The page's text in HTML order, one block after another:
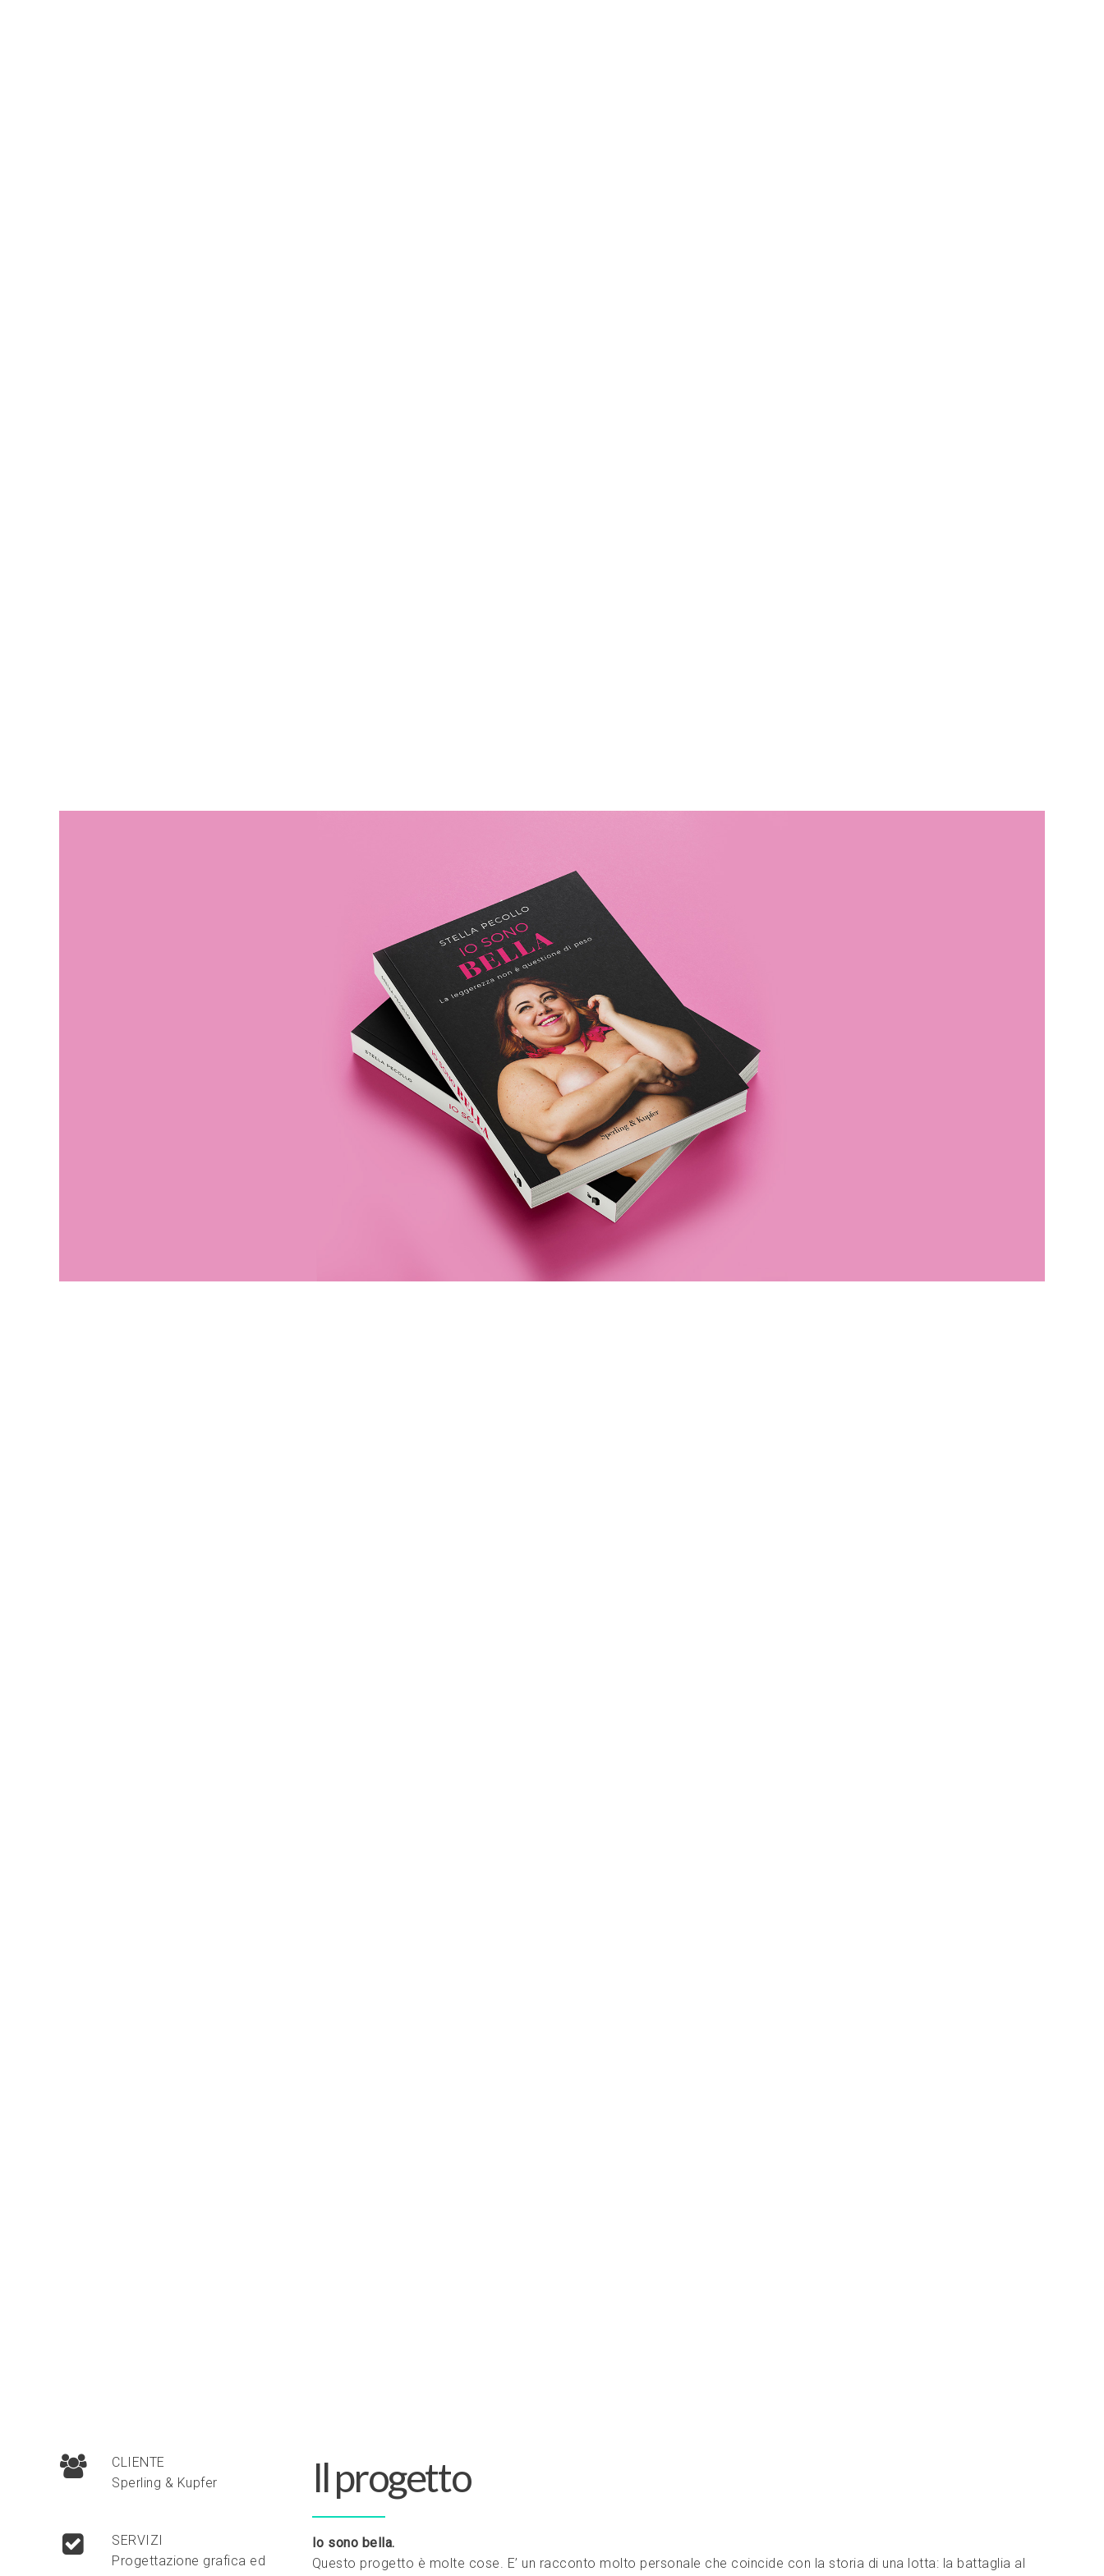
CLIENTE
Sperling & Kupfer
SERVIZI
Progettazione grafica ed
Il progetto
Io sono bella.
Questo progetto è molte cose. E’ un racconto molto personale che coincide con la storia di una lotta: la battaglia al